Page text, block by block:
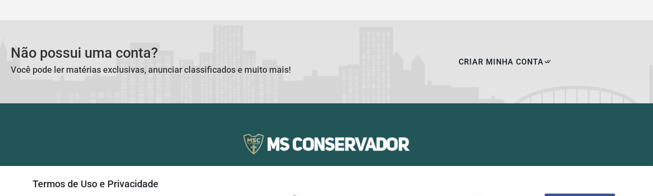
Não possui uma conta?
Você pode ler matérias exclusivas, anunciar classificados e muito mais!
CRIAR MINHA CONTA
Termos de Uso e Privacidade